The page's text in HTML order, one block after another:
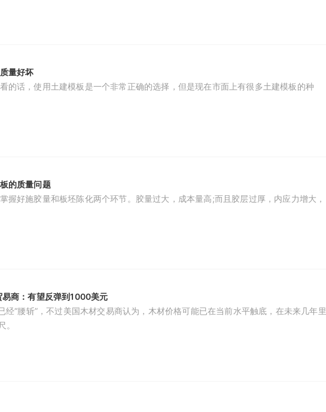
质量好坏
的话，使用土建模板是一个非常正确的选择，但是现在市面上有很多土建模板的种
的质量问题
握好施胶量和板坯陈化两个环节。胶量过大，成本量高;而且胶层过厚，内应力增大，
商：有望反弹到1000美元
经“腰斩”，不过美国木材交易商认为，木材价格可能已在当前水平触底，在未来几年里
。